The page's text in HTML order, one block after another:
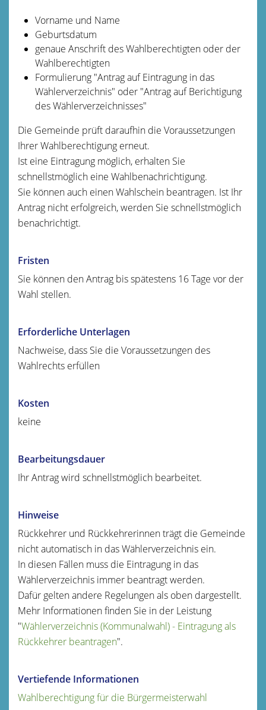
Vorname und Name
Geburtsdatum
genaue Anschrift des Wahlberechtigten oder der
Wahlberechtigten
Formulierung "Antrag auf Eintragung in das
Wählerverzeichnis" oder "Antrag auf Berichtigung
des Wählerverzeichnisses"
Die Gemeinde prüft daraufhin die Voraussetzungen
Ihrer Wahlberechtigung erneut.
Ist eine Eintragung möglich, erhalten Sie
schnellstmöglich eine Wahlbenachrichtigung.
Sie können auch einen Wahlschein beantragen. Ist Ihr
Antrag nicht erfolgreich, werden Sie schnellstmöglich
benachrichtigt.
Fristen
Sie können den Antrag bis spätestens 16 Tage vor der
Wahl stellen.
Erforderliche Unterlagen
Nachweise, dass Sie die Voraussetzungen des
Wahlrechts erfüllen
Kosten
keine
Bearbeitungsdauer
Ihr Antrag wird schnellstmöglich bearbeitet.
Hinweise
Rückkehrer und Rückkehrerinnen trägt die Gemeinde
nicht automatisch in das Wählerverzeichnis ein.
In diesen Fällen muss die Eintragung in das
Wählerverzeichnis immer beantragt werden.
Dafür gelten andere Regelungen als oben dargestellt.
Mehr Informationen finden Sie in der Leistung
"Wählerverzeichnis (Kommunalwahl) - Eintragung als
Rückkehrer beantragen".
Vertiefende Informationen
Wahlberechtigung für die Bürgermeisterwahl